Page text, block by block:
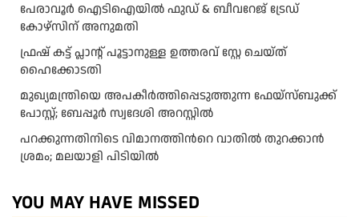
പേരാവൂർ ഐടിഐയിൽ ഫുഡ് & ബീവറേജ് ട്രേഡ്
കോഴ്സിന് അനുമതി
ഫ്രഷ് കട്ട് പ്ലാന്റ് പൂട്ടാനുള്ള ഉത്തരവ് സ്റ്റേ ചെയ്ത്
ഹൈക്കോടതി
മുഖ്യമന്ത്രിയെ അപകീർത്തിപ്പെടുത്തുന്ന ഫേയ്സ്ബുക്ക്
പോസ്റ്റ്; ബേപ്പൂർ സ്വദേശി അറസ്റ്റിൽ
പറക്കുന്നതിനിടെ വിമാനത്തിന്‍റെ വാതിൽ തുറക്കാൻ
ശ്രമം; മലയാളി പിടിയിൽ
YOU MAY HAVE MISSED